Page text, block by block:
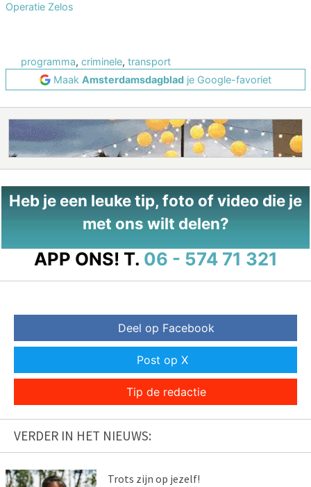
Operatie Zelos
programma, criminele, transport
Maak Amsterdamsdagblad je Google-favoriet
Heb je een leuke tip, foto of video die je
met ons wilt delen?
APP ONS! T. 06 - 574 71 321
Deel op Facebook
Post op X
Tip de redactie
VERDER IN HET NIEUWS:
Trots zijn op jezelf!